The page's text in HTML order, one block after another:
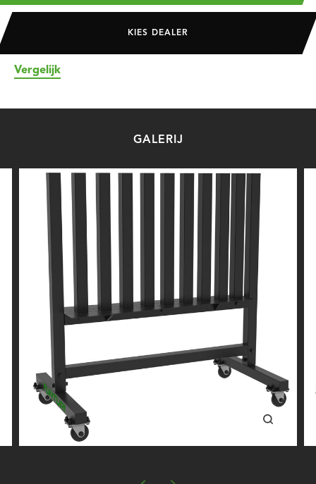
KIES DEALER
Vergelijk
GALERIJ